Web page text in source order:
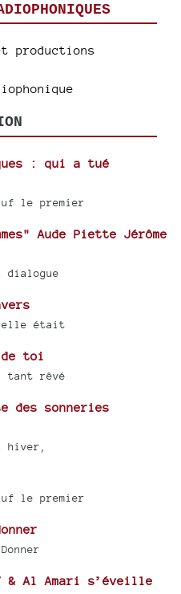
productions
: qui a tué
le premier
Aude Piette Jérôme
dialogue
était
toi
tant rêvé
des sonneries
hiver,
le premier
& Al Amari s’éveille